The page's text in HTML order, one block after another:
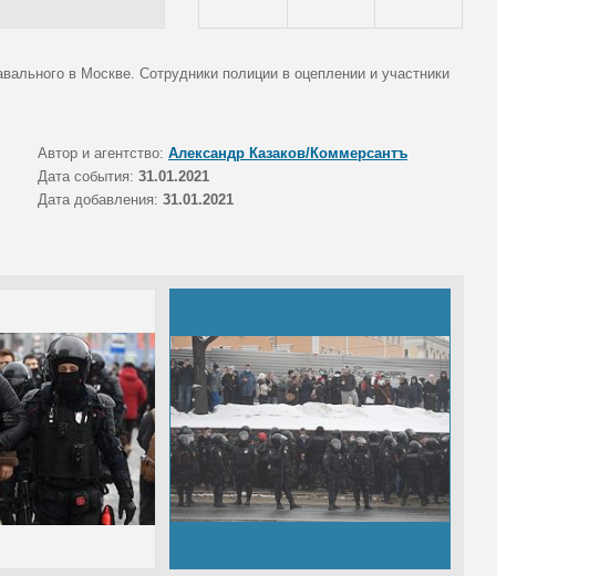
в Москве. Сотрудники полиции в оцеплении и участники
Автор и агентство: Александр Казаков/Коммерсантъ
Дата события: 31.01.2021
Дата добавления: 31.01.2021